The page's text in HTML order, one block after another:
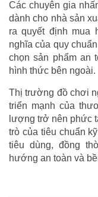
Các chuyên gia
dành cho nhà sản
ra quyết định mua
nghĩa của quy
chọn sản phẩm an
hình thức bên ngoài.
Thị trường đồ chơi
triển mạnh của
lượng trở nên phức
trò của tiêu chuẩn
tiêu dùng, đồng
hướng an toàn và